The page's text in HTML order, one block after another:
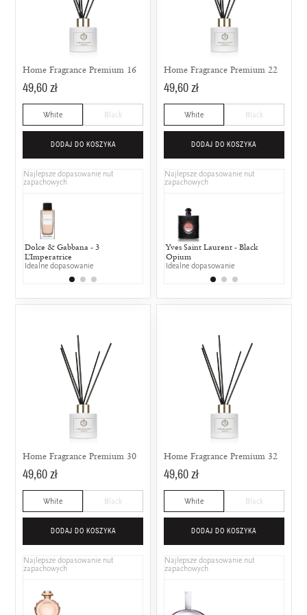
Home Fragrance Premium 16
49,60 zł
White Black
DODAJ DO KOSZYKA
Najlepsze dopasowanie nut
zapachowych
Dolce & Gabbana - 3
L’Imperatrice
Idealne dopasowanie
Calvin Klein - Euphoria Gold
25% wspólnych nut zapachowych
Home Fragrance Premium 22
49,60 zł
White Black
DODAJ DO KOSZYKA
Najlepsze dopasowanie nut
zapachowych
Yves Saint Laurent - Black
Opium
Idealne dopasowanie
Home Fragrance Premium 30
49,60 zł
White Black
DODAJ DO KOSZYKA
Najlepsze dopasowanie nut
zapachowych
Home Fragrance Premium 32
49,60 zł
White Black
DODAJ DO KOSZYKA
Najlepsze dopasowanie nut
zapachowych